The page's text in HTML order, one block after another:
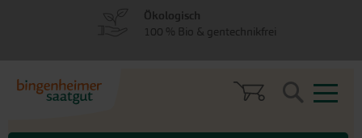
Search
Ökologisch
100 % Bio & gentechnikfrei